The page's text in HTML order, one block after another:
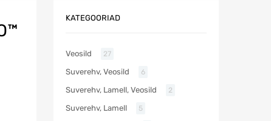
KATEGOORIAD
Veosild 27
Suverehv, Veosild 6
Suverehv, Lamell, Veosild 2
Suverehv, Lamell 5